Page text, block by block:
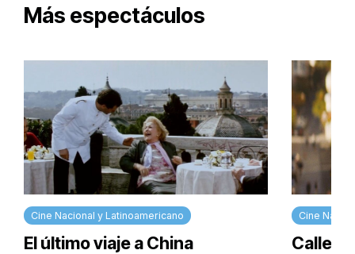
Más espectáculos
Cine Nacional y Latinoamericano
El último viaje a China
Cine
Calle